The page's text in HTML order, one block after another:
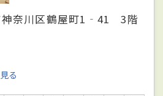
神奈川区鶴屋町1‐41 3階
る